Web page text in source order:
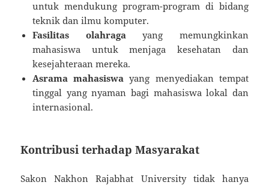
untuk mendukung program-program di bidang
teknik dan ilmu komputer.
Fasilitas olahraga yang memungkinkan
mahasiswa untuk menjaga kesehatan dan
kesejahteraan mereka.
Asrama mahasiswa yang menyediakan tempat
tinggal yang nyaman bagi mahasiswa lokal dan
internasional.
Kontribusi terhadap Masyarakat
Sakon Nakhon Rajabhat University tidak hanya